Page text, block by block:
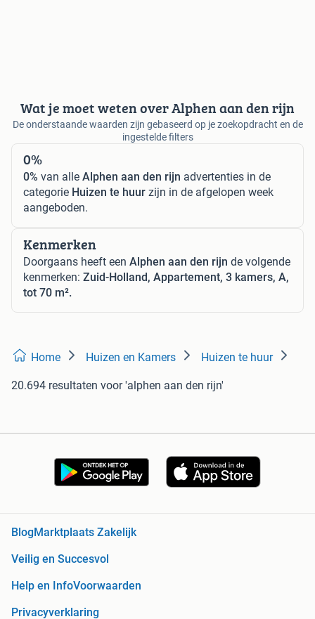
Wat je moet weten over Alphen aan den rijn
De onderstaande waarden zijn gebaseerd op je zoekopdracht en de
ingestelde filters
0%
0% van alle Alphen aan den rijn advertenties in de
categorie Huizen te huur zijn in de afgelopen week
aangeboden.
Kenmerken
Doorgaans heeft een Alphen aan den rijn de volgende
kenmerken: Zuid-Holland, Appartement, 3 kamers, A,
tot 70 m².
Home Huizen en Kamers Huizen te huur
20.694 resultaten voor 'alphen aan den rijn'
BlogMarktplaats Zakelijk
Veilig en Succesvol
Help en InfoVoorwaarden
Privacyverklaring